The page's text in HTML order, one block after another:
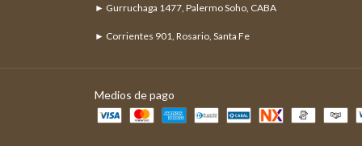
► Gurruchaga 1477, Palermo Soho, CABA
► Corrientes 901, Rosario, Santa Fe
Medios de pago